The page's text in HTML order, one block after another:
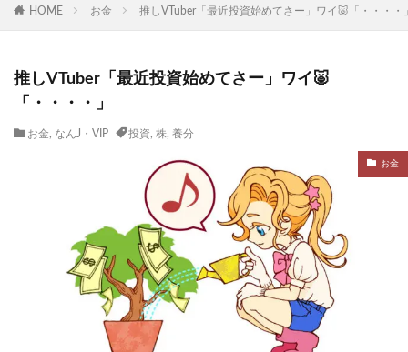
HOME お金 推しVTuber「最近投資始めてさー」ワイ🐷「・・・・
推しVTuber「最近投資始めてさー」ワイ🐷
「・・・・」
お金, なんJ・VIP 投資, 株, 養分
お金